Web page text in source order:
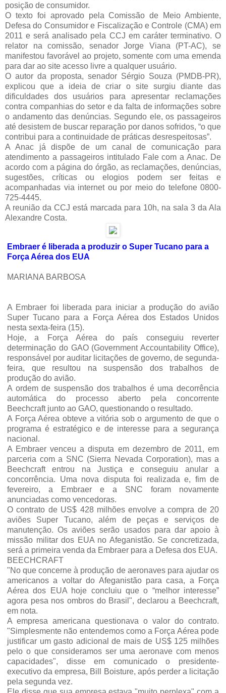
posição de consumidor.
O texto foi aprovado pela Comissão de Meio Ambiente,
Defesa do Consumidor e Fiscalização e Controle (CMA) em
2011 e será analisado pela CCJ em caráter terminativo. O
relator na comissão, senador Jorge Viana (PT-AC), se
manifestou favorável ao projeto, somente com uma emenda
para dar ao site acesso livre a qualquer usuário.
O autor da proposta, senador Sérgio Souza (PMDB-PR),
explicou que a ideia de criar o site surgiu diante das
dificuldades dos usuários para apresentar reclamações
contra companhias do setor e da falta de informações sobre
o andamento das denúncias. Segundo ele, os passageiros
até desistem de buscar reparação por danos sofridos, “o que
contribui para a continuidade de práticas desrespeitosas”.
A Anac já dispõe de um canal de comunicação para
atendimento a passageiros intitulado Fale com a Anac. De
acordo com a página do órgão, as reclamações, denúncias,
sugestões, críticas ou elogios podem ser feitas e
acompanhadas via internet ou por meio do telefone 0800-
725-4445.
A reunião da CCJ está marcada para 10h, na sala 3 da Ala
Alexandre Costa.
Embraer é liberada a produzir o Super Tucano para a
Força Aérea dos EUA
MARIANA BARBOSA
A Embraer foi liberada para iniciar a produção do avião
Super Tucano para a Força Aérea dos Estados Unidos
nesta sexta-feira (15).
Hoje, a Força Aérea do país conseguiu reverter
determinação do GAO (Government Accountability Office),
responsável por auditar licitações de governo, de segunda-
feira, que resultou na suspensão dos trabalhos de
produção do avião.
A ordem de suspensão dos trabalhos é uma decorrência
automática do processo aberto pela concorrente
Beechcraft junto ao GAO, questionando o resultado.
A Força Aérea obteve a vitória sob o argumento de que o
programa é estratégico e de interesse para a segurança
nacional.
A Embraer venceu a disputa em dezembro de 2011, em
parceria com a SNC (Sierra Nevada Corporation), mas a
Beechcraft entrou na Justiça e conseguiu anular a
concorrência. Uma nova disputa foi realizada e, fim de
fevereiro, a Embraer e a SNC foram novamente
anunciadas como vencedoras.
O contrato de US$ 428 milhões envolve a compra de 20
aviões Super Tucano, além de peças e serviços de
manutenção. Os aviões serão usados para dar apoio à
missão militar dos EUA no Afeganistão. Se concretizada,
será a primeira venda da Embraer para a Defesa dos EUA.
BEECHCRAFT
"No que concerne à produção de aeronaves para ajudar os
americanos a voltar do Afeganistão para casa, a Força
Aérea dos EUA hoje concluiu que o “melhor interesse”
agora pesa nos ombros do Brasil", declarou a Beechcraft,
em nota.
A empresa americana questionava o valor do contrato.
"Simplesmente não entendemos como a Força Aérea pode
justificar um gasto adicional de mais de US$ 125 milhões
pelo o que consideramos ser uma aeronave com menos
capacidades", disse em comunicado o presidente-
executivo da empresa, Bill Boisture, após perder a licitação
pela segunda vez.